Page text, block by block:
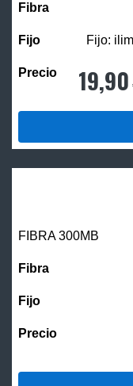
Fijo:
19,90
FIBRA 300MB